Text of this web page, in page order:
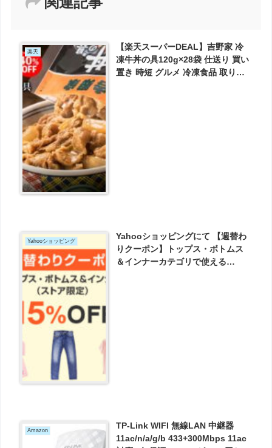
楽天
【楽天スーパーDEAL】吉野家 冷
凍牛丼の具120g×28袋 仕送り 買い
置き 時短 グルメ 冷凍食品 取り寄
Yahooショッピング
Yahooショッピングにて 【週替わ
りクーポン】トップス・ボトムス
＆インナーカテゴリで使える
Amazon
TP-Link WIFI 無線LAN 中継器
11ac/n/a/g/b 433+300Mbps 11ac